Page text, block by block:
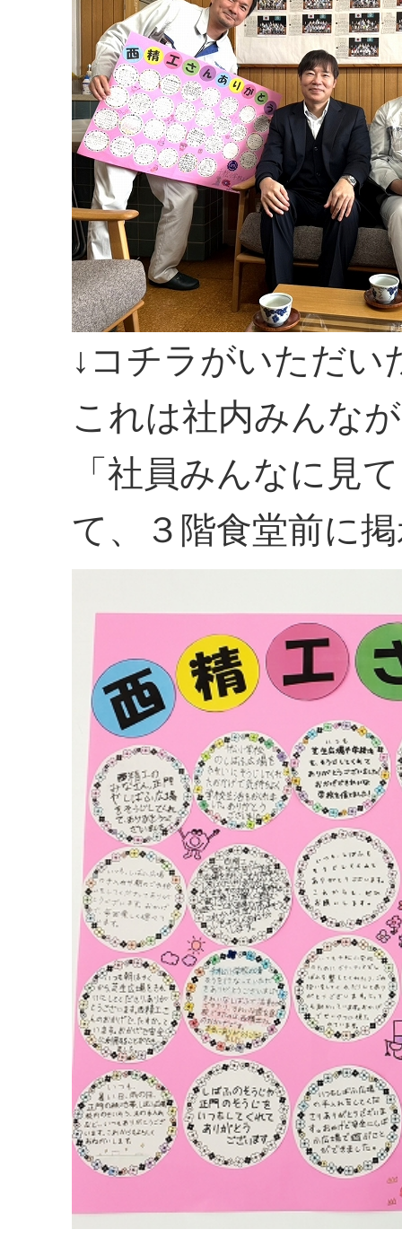
↓コチラがいただい
これは社内みんな
「社員みんなに見
て、３階食堂前に